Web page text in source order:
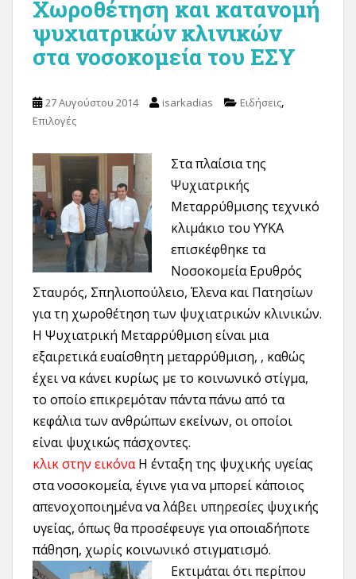
Χωροθέτηση και κατανομή
ψυχιατρικών κλινικών
στα νοσοκομεία του ΕΣΥ
27 Αυγούστου 2014 isarkadias Ειδήσεις,
Επιλογές
Στα πλαίσια της
Ψυχιατρικής
Μεταρρύθμισης τεχνικό
κλιμάκιο του ΥΥΚΑ
επισκέφθηκε τα
Νοσοκομεία Ερυθρός
Σταυρός, Σπηλιοπούλειο, Έλενα και Πατησίων
για τη χωροθέτηση των ψυχιατρικών κλινικών.
Η Ψυχιατρική Μεταρρύθμιση είναι μια
εξαιρετικά ευαίσθητη μεταρρύθμιση, , καθώς
έχει να κάνει κυρίως με το κοινωνικό στίγμα,
το οποίο επικρεμόταν πάντα πάνω από τα
κεφάλια των ανθρώπων εκείνων, οι οποίοι
είναι ψυχικώς πάσχοντες.
κλικ στην εικόναΗ ένταξη της ψυχικής υγείας
στα νοσοκομεία, έγινε για να μπορεί κάποιος
απενοχοποιημένα να λάβει υπηρεσίες ψυχικής
υγείας, όπως θα προσέφευγε για οποιαδήποτε
πάθηση, χωρίς κοινωνικό στιγματισμό.
Εκτιμάται ότι περίπου